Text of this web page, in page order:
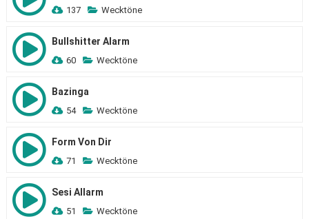
137 Wecktöne
Bullshitter Alarm
60 Wecktöne
Bazinga
54 Wecktöne
Form Von Dir
71 Wecktöne
Sesi Allarm
51 Wecktöne